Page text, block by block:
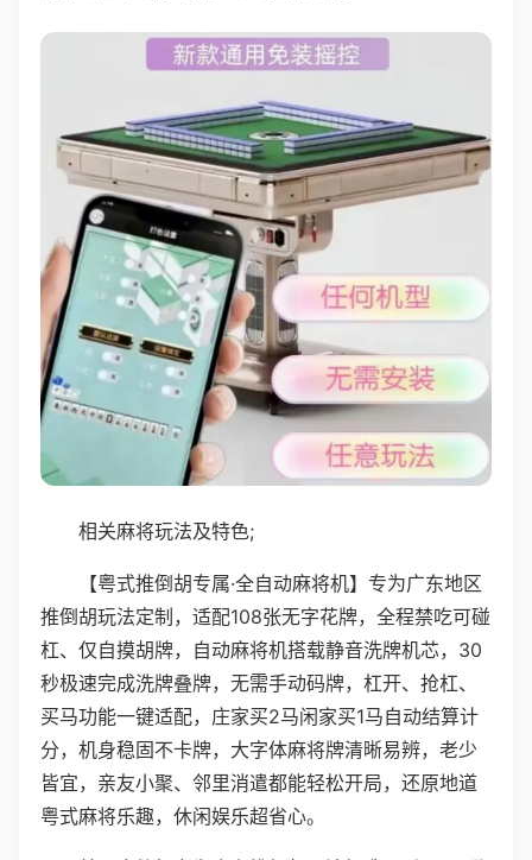
相关麻将玩法及特色;
【粤式推倒胡专属·全自动麻将机】专为广东地区
推倒胡玩法定制，适配108张无字花牌，全程禁吃可碰
杠、仅自摸胡牌，自动麻将机搭载静音洗牌机芯，30
秒极速完成洗牌叠牌，无需手动码牌，杠开、抢杠、
买马功能一键适配，庄家买2马闲家买1马自动结算计
分，机身稳固不卡牌，大字体麻将牌清晰易辨，老少
皆宜，亲友小聚、邻里消遣都能轻松开局，还原地道
粤式麻将乐趣，休闲娱乐超省心。